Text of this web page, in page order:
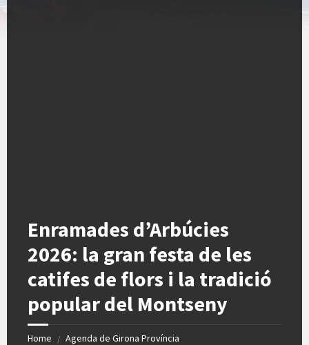
Enramades d’Arbúcies
2026: la gran festa de les
catifes de flors i la tradició
popular del Montseny
Home / Agenda de Girona Província